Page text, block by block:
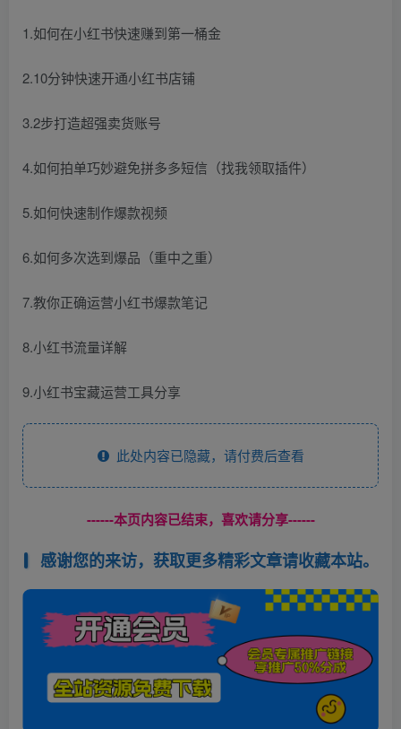
1.如何在小红书快速赚到第一桶金
2.10分钟快速开通小红书店铺
3.2步打造超强卖货账号
4.如何拍单巧妙避免拼多多短信（找我领取插件）
5.如何快速制作爆款视频
6.如何多次选到爆品（重中之重）
7.教你正确运营小红书爆款笔记
8.小红书流量详解
9.小红书宝藏运营工具分享
此处内容已隐藏，请付费后查看
------本页内容已结束，喜欢请分享------
感谢您的来访，获取更多精彩文章请收藏本站。